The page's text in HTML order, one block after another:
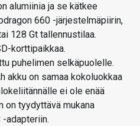
alumiinia ja se kätkee
660 -järjestelmäpiirin,
128 Gt tallennustilaa.
korttipaikkaa.
puhelimen selkäpuolelle.
akku on samaa kokoluokkaa
ei ole enää
on tyydyttävä mukana
-adapteriin.